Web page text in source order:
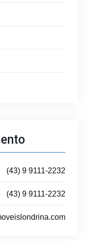
(43) 9 9111-2232
(43) 9 9111-2232